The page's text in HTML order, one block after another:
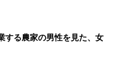
する農家の男性を見た、女